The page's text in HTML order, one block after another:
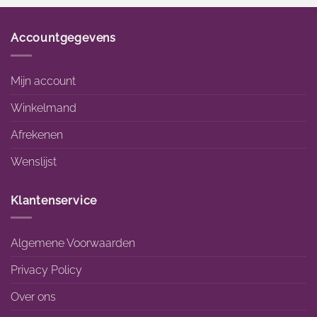
Accountgegevens
Mijn account
Winkelmand
Afrekenen
Wenslijst
Klantenservice
Algemene Voorwaarden
Privacy Policy
Over ons